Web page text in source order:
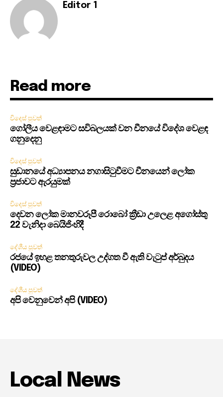
Editor 1
Read more
විදෙස් පුවත්
ගෝලීය වෙළඳාමට සවිබලයක් වන චීනයේ විදේශ වෙළඳ
ගනුදෙනු
විදෙස් පුවත්
සුඩානයේ අධ්‍යාපනය නගාසිටුවීමට චීනයෙන් ලෝක
ප්‍රජාවට ඇරයුමක්
විදෙස් පුවත්
දෙවන ලෝක මානවරූපී රොබෝ ක්‍රීඩා උලෙළ අගෝස්තු
22 වැනිදා බෙයිජිංහිදී
දේශීය පුවත්
රජයේ ඉහළ තනතුරුවල උද්ගත වී ඇති වැටුප් අර්බුදය
(VIDEO)
දේශීය පුවත්
අපි වෙනුවෙන් අපි (VIDEO)
Local News